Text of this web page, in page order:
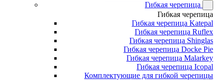
Гибкая черепица
Гибкая черепица
Гибкая черепица Katepal
Гибкая черепица Ruflex
Гибкая черепица Shinglas
Гибкая черепица Docke Pie
Гибкая черепица Malarkey
Гибкая черепица Icopal
Комплектующие для гибкой черепицы